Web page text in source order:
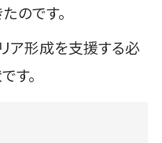
のです。
ア形成を支援する必
す。